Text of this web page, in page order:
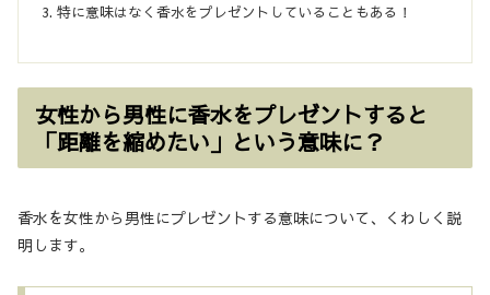
特に意味はなく香水をプレゼントしていることもある！
女性から男性に香水をプレゼントすると
「距離を縮めたい」という意味に？
香水を女性から男性にプレゼントする意味について、くわしく説
明します。